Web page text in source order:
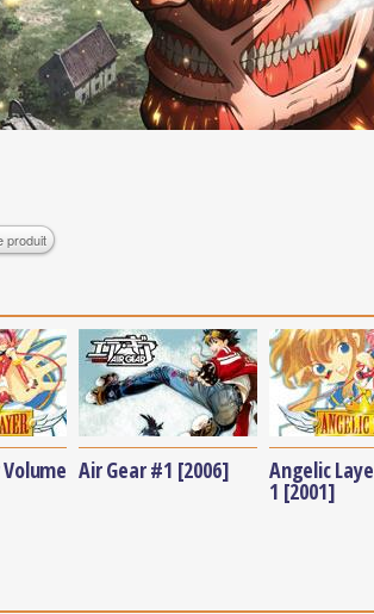
produit
Air Gear #1 [2006] Angelic
1 [2001]